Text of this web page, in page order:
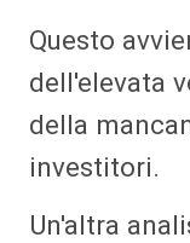
Questo
dell'elevata
della
investitori.
Un'altra